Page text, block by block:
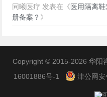
同曦医疗 发表在《医用隔离
册备案？ 》
Copyright © 2015-2026 华阳
16001886号-1
津公网